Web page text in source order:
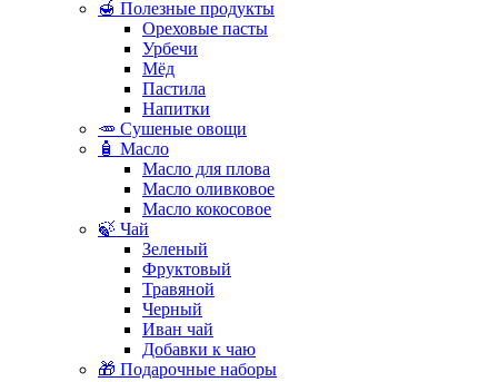
🍯 Полезные продукты
Ореховые пасты
Урбечи
Мёд
Пастила
Напитки
🥕 Сушеные овощи
🧴 Масло
Масло для плова
Масло оливковое
Масло кокосовое
🍃 Чай
Зеленый
Фруктовый
Травяной
Черный
Иван чай
Добавки к чаю
🎁 Подарочные наборы